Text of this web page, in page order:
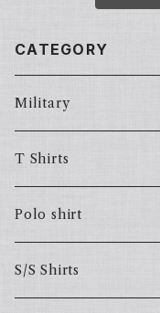
CATEGORY
Military
T Shirts
Polo shirt
S/S Shirts